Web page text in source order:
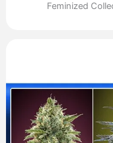
Feminized